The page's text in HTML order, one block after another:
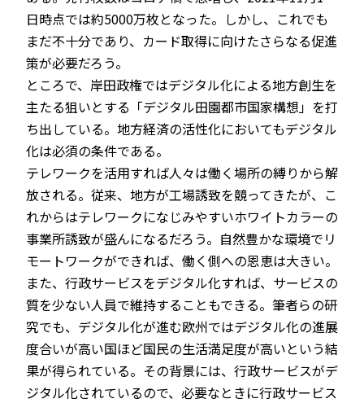
日時点では約5000万枚となった。しかし、これでも
まだ不十分であり、カード取得に向けたさらなる促進
策が必要だろう。
ところで、岸田政権ではデジタル化による地方創生を
主たる狙いとする「デジタル田園都市国家構想」を打
ち出している。地方経済の活性化においてもデジタル
化は必須の条件である。
テレワークを活用すれば人々は働く場所の縛りから解
放される。従来、地方が工場誘致を競ってきたが、こ
れからはテレワークになじみやすいホワイトカラーの
事業所誘致が盛んになるだろう。自然豊かな環境でリ
モートワークができれば、働く側への恩恵は大きい。
また、行政サービスをデジタル化すれば、サービスの
質を少ない人員で維持することもできる。筆者らの研
究でも、デジタル化が進む欧州ではデジタル化の進展
度合いが高い国ほど国民の生活満足度が高いという結
果が得られている。その背景には、行政サービスがデ
ジタル化されているので、必要なときに行政サービス